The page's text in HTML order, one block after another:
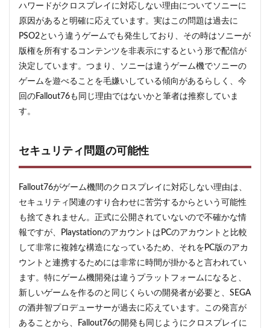
パブ
クチ
ーム
のマ
ルチ
プレ
イと
チー
チプ
4
カス
タム
ワー
ルド
ルチ
プレ
イと
ハワードがクロスプレイに対応しない理由についてソニーに
原因があると明確に応えています。実はこの問題は過去に
PSO2という違うゲームでも発生しており、その時はソニーが
版権を所有するコンテンツを非表示にするという形で配信が
決定しています。つまり、ソニーは違うゲーム機でソニーの
ゲームを遊べることを毛嫌いしている傾向があるらしく、今
回のFallout76も同じ理由ではないかと筆者は推察していま
す。
セキュリティ問題の可能性
Fallout76がゲーム機間のクロスプレイに対応しない理由は、
セキュリティ関連のすり合わせに苦労するからという可能性
も捨てきれません。正式に公開されていないので不確かな情
報ですが、PlaystationのアカウントはPCのアカウントと比較
して非常に複雑な構造になっているため、それをPC版のアカ
ウントと連携するためには非常に時間が掛かると言われてい
ます。特にゲーム機開発は違うプラットフォームになると、
新しいゲームを作るのと同じくらいの開発者が必要と、SEGA
の酒井智プロデューサーが過去に応えています。この発言が
あることから、Fallout76の開発も同じようにクロスプレイに